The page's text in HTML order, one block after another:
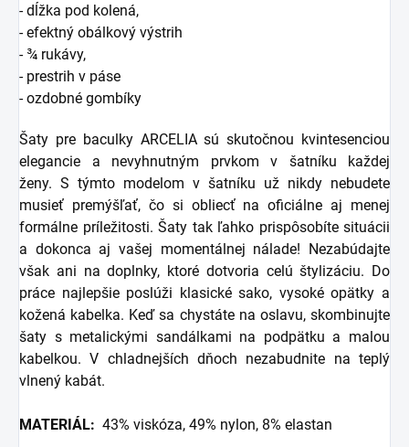
- dĺžka pod kolená,
- efektný obálkový výstrih
- ¾ rukávy,
- prestrih v páse
- ozdobné gombíky
Šaty pre baculky ARCELIA sú skutočnou kvintesenciou
elegancie a nevyhnutným prvkom v šatníku každej
ženy. S týmto modelom v šatníku už nikdy nebudete
musieť premýšľať, čo si obliecť na oficiálne aj menej
formálne príležitosti. Šaty tak ľahko prispôsobíte situácii
a dokonca aj vašej momentálnej nálade! Nezabúdajte
však ani na doplnky, ktoré dotvoria celú štylizáciu. Do
práce najlepšie poslúži klasické sako, vysoké opätky a
kožená kabelka. Keď sa chystáte na oslavu, skombinujte
šaty s metalickými sandálkami na podpätku a malou
kabelkou. V chladnejších dňoch nezabudnite na teplý
vlnený kabát.
MATERIÁL: 43% viskóza, 49% nylon, 8% elastan